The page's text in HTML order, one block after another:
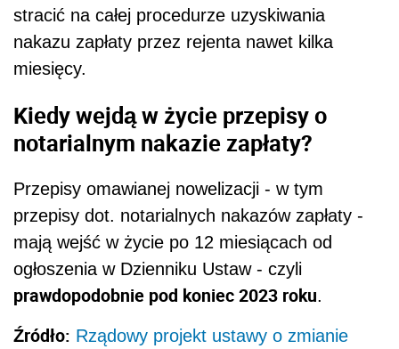
stracić na całej procedurze uzyskiwania
nakazu zapłaty przez rejenta nawet kilka
miesięcy.
Kiedy wejdą w życie przepisy o
notarialnym nakazie zapłaty?
Przepisy omawianej nowelizacji - w tym
przepisy dot. notarialnych nakazów zapłaty -
mają wejść w życie po 12 miesiącach od
ogłoszenia w Dzienniku Ustaw - czyli
prawdopodobnie pod koniec 2023 roku.
Źródło: Rządowy projekt ustawy o zmianie